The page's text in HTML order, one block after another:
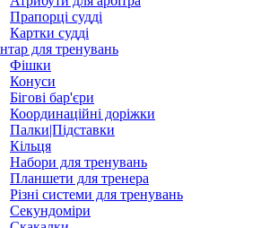
Прапорці судді
Картки судді
для тренувань
Фішки
Конуси
Бігові бар'єри
Координаційні доріжки
Палки|Підставки
Кільця
Набори для тренувань
Планшети для тренера
Різні системи для тренувань
Секундоміри